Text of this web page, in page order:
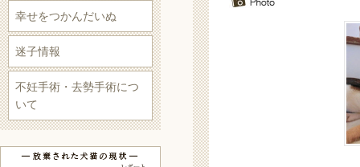
幸せをつかんだいぬ
迷子情報
不妊手術・去勢手術につ
いて